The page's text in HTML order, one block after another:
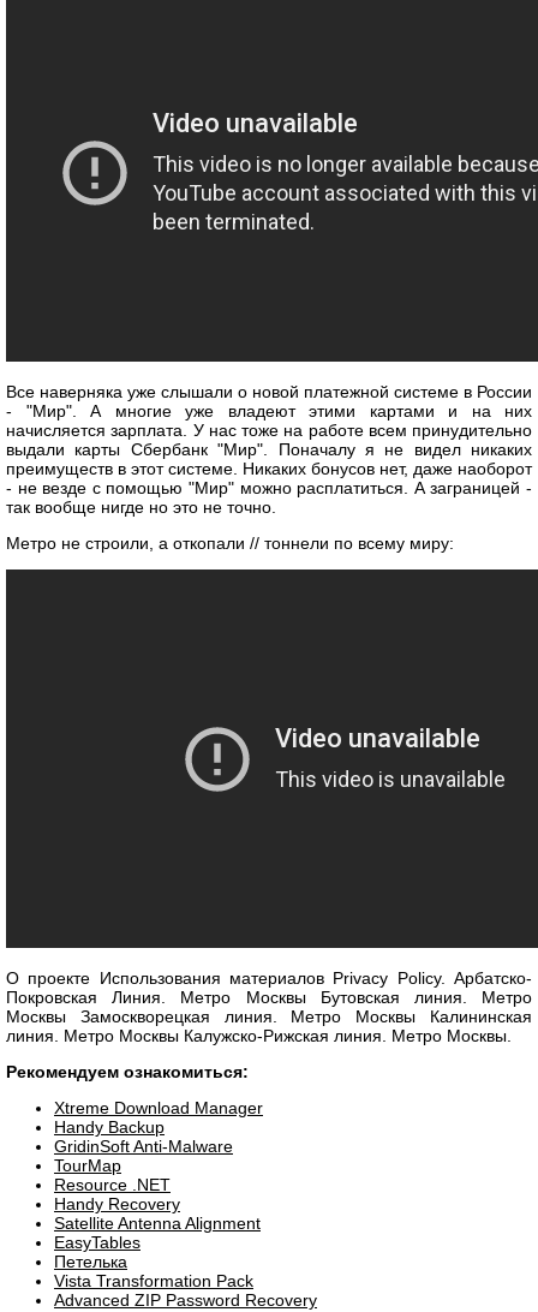
Все наверняка уже слышали о новой платежной системе в России
- "Мир". А многие уже владеют этими картами и на них
начисляется зарплата. У нас тоже на работе всем принудительно
выдали карты Сбербанк "Мир". Поначалу я не видел никаких
преимуществ в этот системе. Никаких бонусов нет, даже наоборот
- не везде с помощью "Мир" можно расплатиться. А заграницей -
так вообще нигде но это не точно.
Метро не строили, а откопали // тоннели по всему миру:
О проекте Использования материалов Privacy Policy. Арбатско-
Покровская Линия. Метро Москвы Бутовская линия. Метро
Москвы Замоскворецкая линия. Метро Москвы Калининская
линия. Метро Москвы Калужско-Рижская линия. Метро Москвы.
Рекомендуем ознакомиться:
Xtreme Download Manager
Handy Backup
GridinSoft Anti-Malware
TourMap
Resource .NET
Handy Recovery
Satellite Antenna Alignment
EasyTables
Петелька
Vista Transformation Pack
Advanced ZIP Password Recovery